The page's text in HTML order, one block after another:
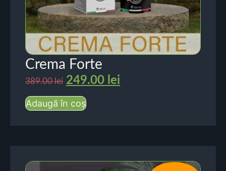
Crema Forte
389.00lei 249.00 lei
Adaugă în coș